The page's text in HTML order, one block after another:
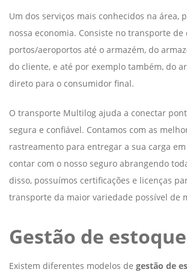
Um dos serviços mais conhecidos na área,
nossa economia. Consiste no transporte de
portos/aeroportos até o armazém, do
do cliente, e até por exemplo também, do
direto para o consumidor final.
O transporte Multilog ajuda a conectar
segura e confiável. Contamos com as
rastreamento para entregar a sua carga
contar com o nosso seguro abrangendo
disso, possuímos certificações e licenças
transporte da maior variedade possível de
Gestão de estoque
Existem diferentes modelos de gestão de